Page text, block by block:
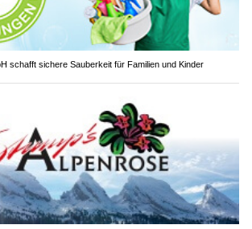
schafft sichere Sauberkeit für Familien und Kinder